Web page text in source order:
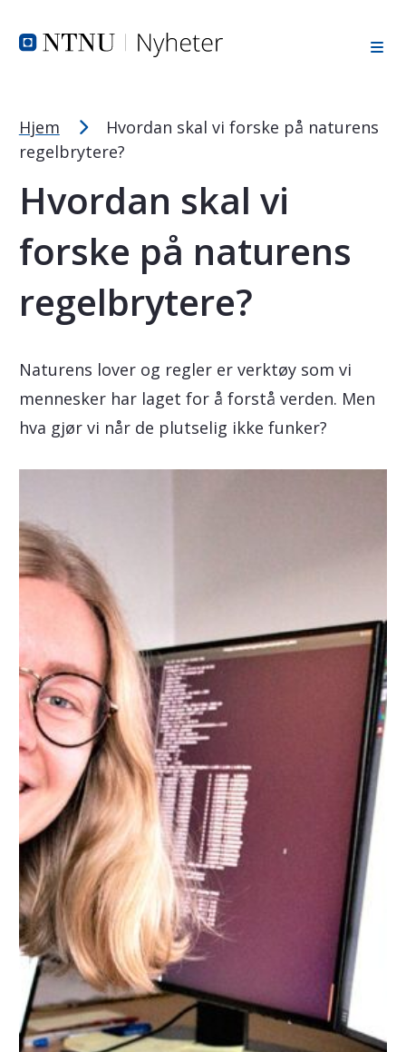
PC: Press ned CTRL og klikk på + (pluss) for å forstørre
Hjem
Hvordan skal vi forske på naturens
regelbrytere?
Hvordan skal vi
forske på naturens
regelbrytere?
Naturens lover og regler er verktøy som vi
mennesker har laget for å forstå verden. Men
hva gjør vi når de plutselig ikke funker?